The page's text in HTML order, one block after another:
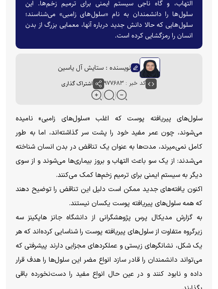
التهاب، و گاه ناجی سیستم ایمنی برای ترمیم زخم‌ها. این
سلول‌ها را دانشمندان به نام «سلول‌های زامبی» می‌شناسند؛
سلول‌هایی که حالا دانش جدید درباره آنها، معمایی بزرگ از بدن
انسان را رمزگشایی کرده است.
نویسنده : ستایش آل یاسین
کد خبر : ۹۷۷۶۸۳ اشتراک گذاری
سلول‌های پیریافته پوست که اغلب «سلول‌های زامبی» نامیده
می‌شوند، چون عمر مفید خود را پشت سر گذاشته‌اند، اما به طور
کامل نمی‌میرند، مدت‌ها به عنوان یک تناقض در بدن انسان شناخته
می‌شدند: از یک سو باعث التهاب و بروز بیماری‌ها می‌شوند و از سوی
دیگر به سیستم ایمنی برای ترمیم زخم‌ها کمک می‌کنند.
اکنون یافته‌های جدید ممکن است دلیل این تناقض را توضیح دهند
که همه سلول‌های پیریافته پوست یکسان نیستند.
به گزارش مدیکال پرس پژوهشگرانی از دانشگاه جانز هاپکینز سه
زیرگروه متفاوت از سلول‌های پیریافته پوست را شناسایی کرده‌اند که هر
یک شکل، نشانگر‌های زیستی و عملکرد‌های مجزایی دارند پیشرفتی که
می‌تواند دانشمندان را قادر سازد انواع مضر این سلول‌ها را هدف قرار
داده و نابود کنند و در عین حال انواع مفید را دست‌نخورده باقی